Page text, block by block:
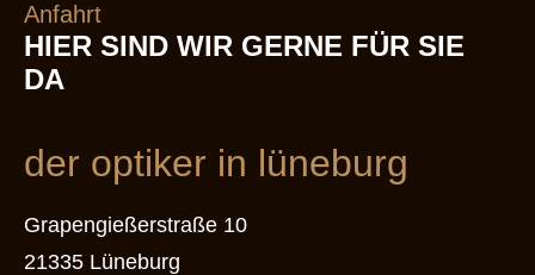
TEAM
KUNDENSTIMMEN
KONTAKT
Anfahrt
HIER SIND WIR GERNE FÜR SIE
DA
der optiker in lüneburg
Grapengießerstraße 10
21335 Lüneburg